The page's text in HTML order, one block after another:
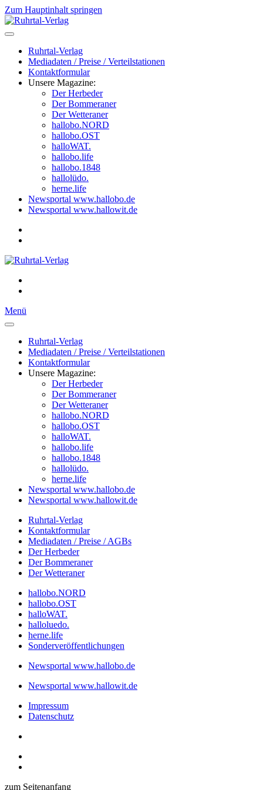
Zum Hauptinhalt springen
Ruhrtal-Verlag
Mediadaten / Preise / Verteilstationen
Kontaktformular
Unsere Magazine:
Der Herbeder
Der Bommeraner
Der Wetteraner
hallobo.NORD
hallobo.OST
halloWAT.
hallobo.life
hallobo.1848
hallolüdo.
herne.life
Newsportal www.hallobo.de
Newsportal www.hallowit.de
Menü
Ruhrtal-Verlag
Mediadaten / Preise / Verteilstationen
Kontaktformular
Unsere Magazine:
Der Herbeder
Der Bommeraner
Der Wetteraner
hallobo.NORD
hallobo.OST
halloWAT.
hallobo.life
hallobo.1848
hallolüdo.
herne.life
Newsportal www.hallobo.de
Newsportal www.hallowit.de
Ruhrtal-Verlag
Kontaktformular
Mediadaten / Preise / AGBs
Der Herbeder
Der Bommeraner
Der Wetteraner
hallobo.NORD
hallobo.OST
halloWAT.
halloluedo.
herne.life
Sonderveröffentlichungen
Newsportal www.hallobo.de
Newsportal www.hallowit.de
Impressum
Datenschutz
zum Seitenanfang